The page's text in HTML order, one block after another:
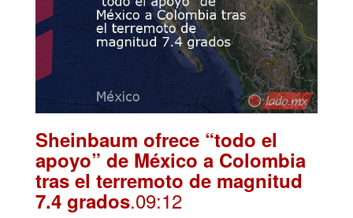
Sheinbaum ofrece “todo el
apoyo” de México a Colombia
tras el terremoto de magnitud
7.4 grados.09:12